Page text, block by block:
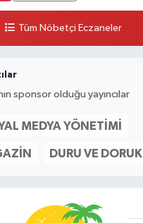
Tüm Nöbetçi Eczaneler
sponsor olduğu yayıncılar
MEDYA YÖNETIMI
DURU VE DORUK